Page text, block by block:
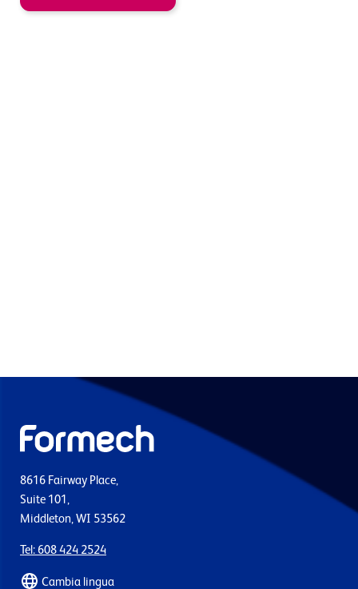
8616 Fairway Place,
Suite 101,
Middleton, WI 53562
Tel: 608 424 2524
Cambia lingua